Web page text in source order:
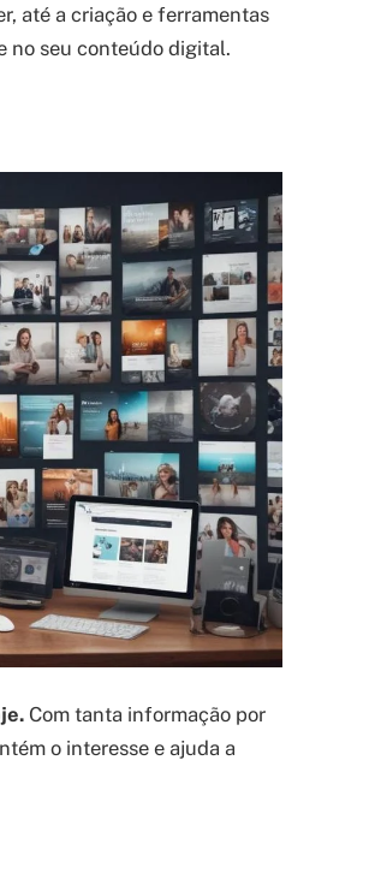
até a criação e ferramentas
no seu conteúdo digital.
Com tanta informação por
o interesse e ajuda a